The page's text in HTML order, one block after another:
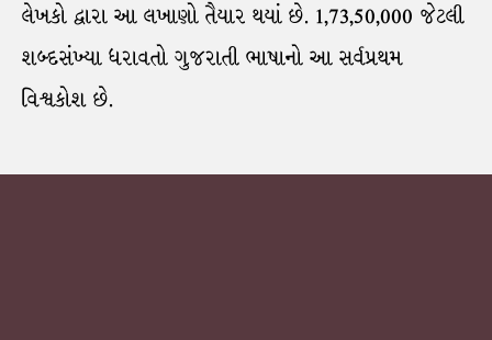
લેખકો દ્વારા આ લખાણો તૈયાર થયાં છે. 1,73,50,000 જેટલી
શબ્દસંખ્યા ધરાવતો ગુજરાતી ભાષાનો આ સર્વપ્રથમ
વિશ્વકોશ છે.